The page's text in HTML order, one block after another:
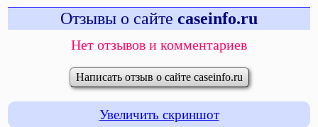
Отзывы о сайте caseinfo.ru
Нет отзывов и комментариев
Написать отзыв о сайте caseinfo.ru
Увеличить скриншот